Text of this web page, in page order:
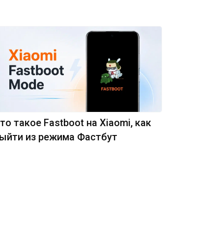
такое Fastboot на Xiaomi, как
из режима Фастбут